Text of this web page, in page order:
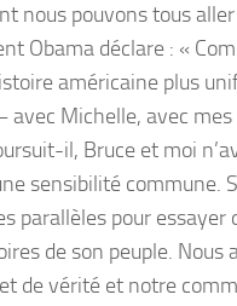
nous pouvons tous
Obama déclare : «
américaine plus
Michelle, avec
il, Bruce et moi
sensibilité commune.
parallèles pour
de son peuple.
de vérité et notre